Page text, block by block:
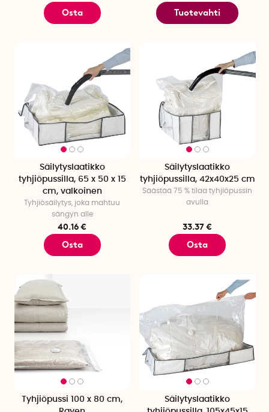
Osta Tuotevahti
Säilytyslaatikko
tyhjiöpussilla, 65 x 50 x 15
cm, valkoinen
Tyhjiösäilytys, joka mahtuu
sängyn alle
40.16 €
Osta
Säilytyslaatikko
tyhjiöpussilla, 42x40x25 cm
Säästää 75 % tilaa tyhjiöpussin
avulla
33.37 €
Osta
Tyhjiöpussi 100 x 80 cm,
Säilytyslaatikko